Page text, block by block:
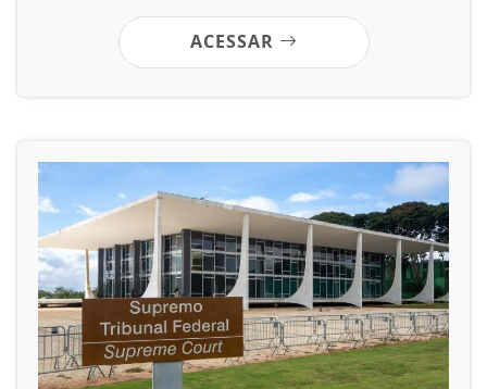
ACESSAR